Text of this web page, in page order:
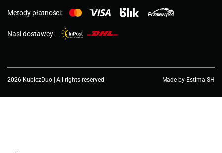
Metody płatności:
Nasi dostawcy:
2026 KubiczDuo | All rights reserved Made by Estima SH